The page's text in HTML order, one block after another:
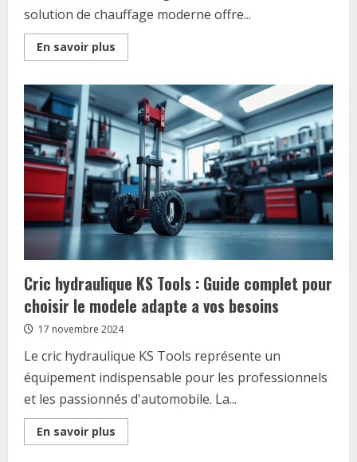
solution de chauffage moderne offre...
En savoir plus
more
coute
l’installation
d’un
poele
a
granules
:
guide
des
tarifs
2024
Cric hydraulique KS Tools : Guide complet pour
choisir le modele adapte a vos besoins
17 novembre 2024
Le cric hydraulique KS Tools représente un
équipement indispensable pour les professionnels
et les passionnés d'automobile. La...
En savoir plus
more